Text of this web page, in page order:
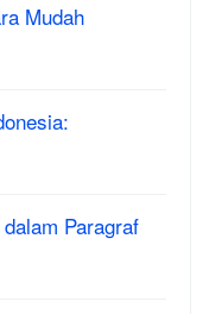
Mudah
Paragraf